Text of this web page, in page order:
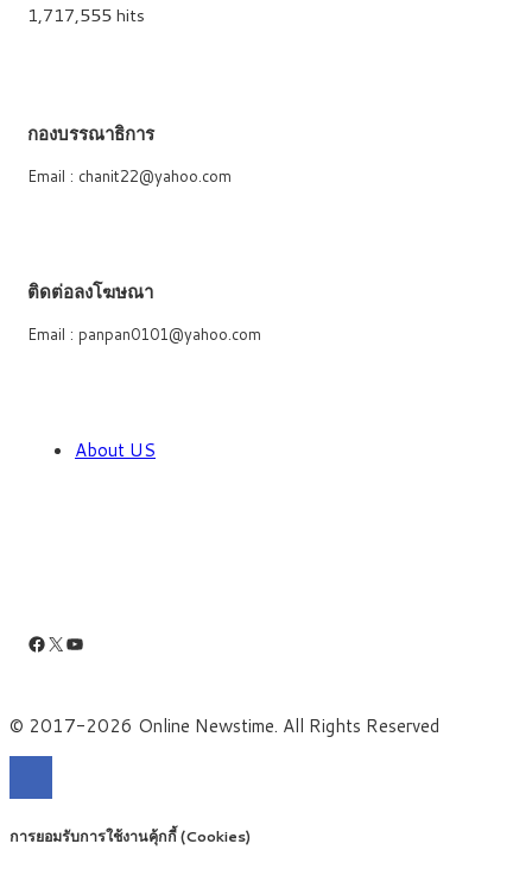
1,717,555 hits
กองบรรณาธิการ
Email : chanit22@yahoo.com
ติดต่อลงโฆษณา
Email : panpan0101@yahoo.com
About US
Facebook
X YouTube
© 2017-2026 Online Newstime. All Rights Reserved
การยอมรับการใช้งานคุ้กกี้ (Cookies)